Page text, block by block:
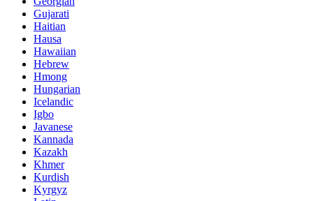
Gujarati
Haitian
Hausa
Hawaiian
Hebrew
Hmong
Hungarian
Icelandic
Igbo
Javanese
Kannada
Kazakh
Khmer
Kurdish
Kyrgyz